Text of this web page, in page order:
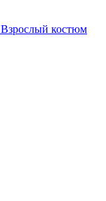
Взрослый костюм